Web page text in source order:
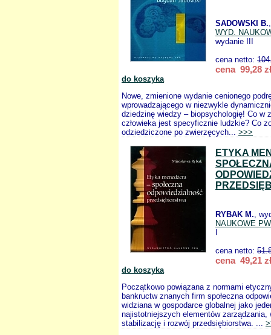
SADOWSKI B.
WYD.
wydanie III
cena netto:
cena 99,28 zł
do koszyka
Nowe, zmienione wydanie cenionego
wprowadzającego w niezwykle
dziedzinę wiedzy – biopsychologię! Co w
człowieka jest specyficznie ludzkie? Co
odziedziczone po zwierzęcych... >>>
ETYKA
RYBAK M.,
NAUKOWE
cena netto:
cena 49,21 zł
do koszyka
Początkowo powiązana z normami
bankructw znanych firm społeczna
widziana w gospodarce globalnej jako
najistotniejszych elementów zarządzania,
stabilizację i rozwój przedsiębiorstwa. ...